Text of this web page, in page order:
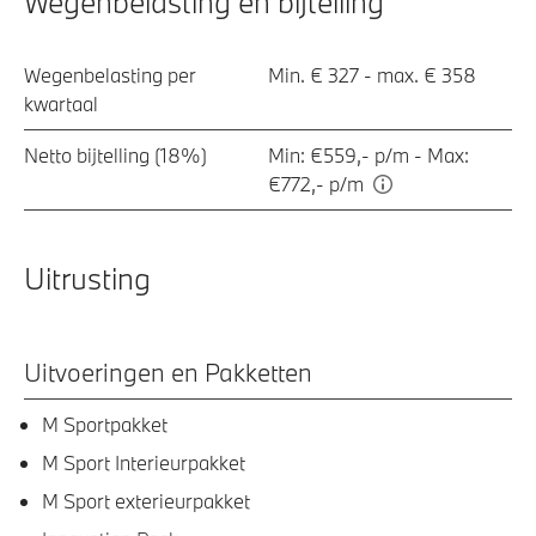
Wegenbelasting per
kwartaal
Min. € 327 - max. € 358
Netto bijtelling (18%)
Min: €559,- p/m - Max:
€772,- p/m
Uitrusting
Uitvoeringen en Pakketten
M Sportpakket
M Sport Interieurpakket
M Sport exterieurpakket